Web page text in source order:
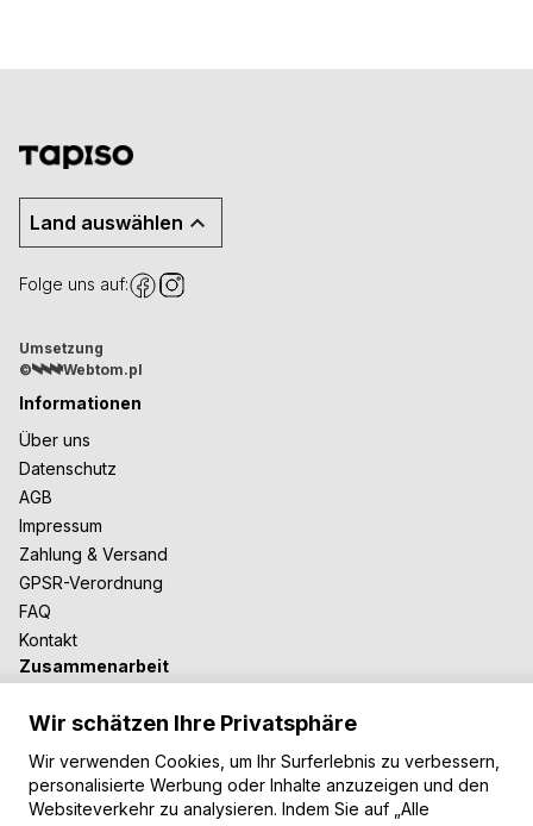
Land auswählen
Folge uns auf:
Umsetzung
©
Webtom.pl
Informationen
Über uns
Datenschutz
AGB
Impressum
Zahlung & Versand
GPSR-Verordnung
FAQ
Kontakt
Zusammenarbeit
B2B-Zusammenarbeit
Unsere Teppiche
Moderne Teppiche
Wir schätzen Ihre Privatsphäre
Wir verwenden Cookies, um Ihr Surferlebnis zu verbessern,
personalisierte Werbung oder Inhalte anzuzeigen und den
Websiteverkehr zu analysieren. Indem Sie auf „Alle